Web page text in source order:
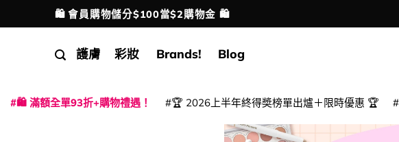
to
配送港澳
🛍️ 會員購物儲分$100當$2購物金 🛍️
護膚 彩妝 Brands! Blog
🛍️ 滿額全單93折+購物禮遇！ 🏆 2026上半年終得奬榜單出爐＋限時優惠 🏆